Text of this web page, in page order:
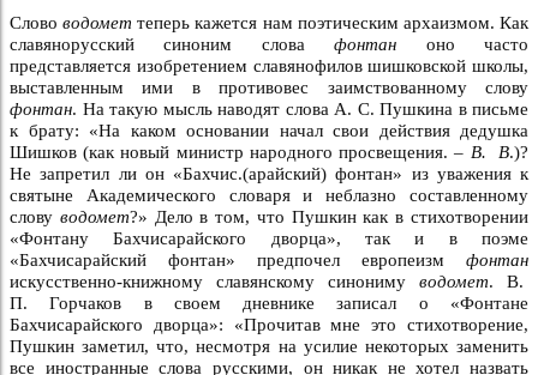
Слововодомет теперь кажется нам поэтическим архаизмом. Как
славянорусский синоним словафонтан оно часто
представляется изобретением славянофилов шишковской школы,
выставленным ими в противовес заимствованному слову
фонтан. На такую мысль наводят слова А. С. Пушкина в письме
к брату: «На каком основании начал свои действия дедушка
Шишков (как новый министр народного просвещения. – В. В.)?
Не запретил ли он «Бахчис.(арайский) фонтан» из уважения к
святыне Академического словаря и неблазно составленному
слову водомет?» Дело в том, что Пушкин как в стихотворении
«Фонтану Бахчисарайского дворца», так и в поэме
«Бахчисарайский фонтан» предпочел европеизм фонтан
искусственно-книжному славянскому синониму водомет. В.
П. Горчаков в своем дневнике записал о «Фонтане
Бахчисарайского дворца»: «Прочитав мне это стихотворение,
Пушкин заметил, что, несмотря на усилие некоторых заменить
все иностранные слова русскими, он никак не хотел назвать